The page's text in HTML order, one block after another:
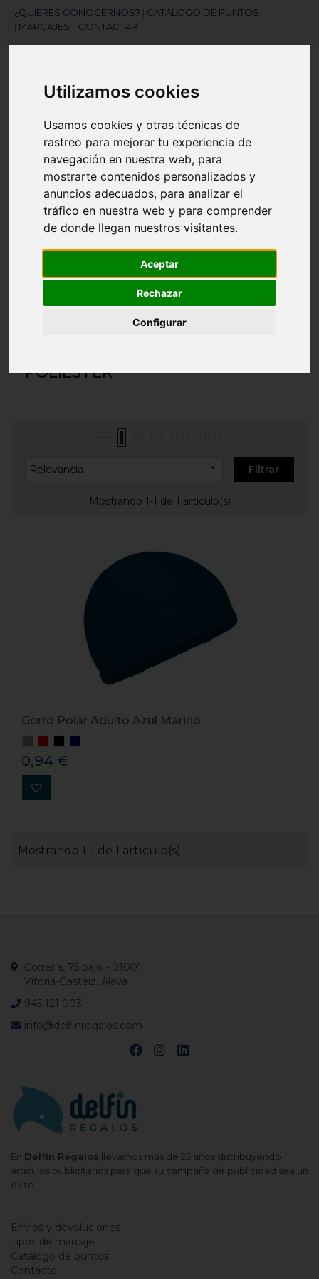
Utilizamos cookies
Usamos cookies y otras técnicas de
rastreo para mejorar tu experiencia de
navegación en nuestra web, para
mostrarte contenidos personalizados y
anuncios adecuados, para analizar el
tráfico en nuestra web y para comprender
de donde llegan nuestros visitantes.
Aceptar
Rechazar
Configurar
¿QUIERES CONOCERNOS?
CATÁLOGO DE PUNTOS
MARCAJES CONTACTAR
¿Necesitas ayuda?
945 121 003
Navegación
Artículos (0)
search
COMPLEMENTOS Gorros
POLIÉSTER
Relevancia  Filtrar
Mostrando 1-1 de 1 artículo(s)
Gorro Polar Adulto Azul Marino
0,94 €
Mostrando 1-1 de 1 artículo(s)
En Delfín Regalos llevamos más de 25 años distribuyendo
artículos publicitarios para que su campaña de publicidad sea un
éxito.
Correría, 75 bajo - 01001
Vitoria-Gasteiz, Álava
945 121 003
info@delfinregalos.com
Envíos y devoluciones
Tipos de marcaje
Catálogo de puntos
Contacto